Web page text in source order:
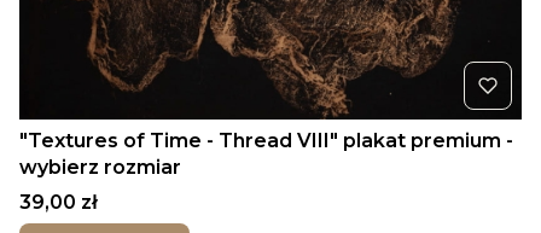
"Textures of Time - Thread VIII" plakat premium -
wybierz rozmiar
Cena
39,00 zł